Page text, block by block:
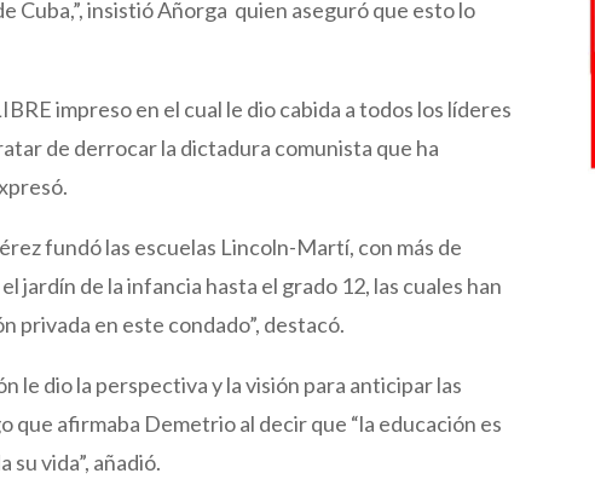
Cuba,”, insistió Añorga quien aseguró que esto lo
impreso en el cual le dio cabida a todos los líderes
de derrocar la dictadura comunista que ha
fundó las escuelas Lincoln-Martí, con más de
jardín de la infancia hasta el grado 12, las cuales han
privada en este condado”, destacó.
le dio la perspectiva y la visión para anticipar las
que afirmaba Demetrio al decir que “la educación es
vida”, añadió.